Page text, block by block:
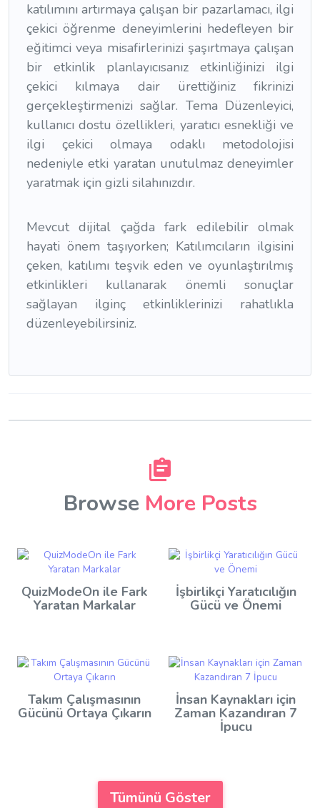
katılımını artırmaya çalışan bir pazarlamacı, ilgi
çekici öğrenme deneyimlerini hedefleyen bir
eğitimci veya misafirlerinizi şaşırtmaya çalışan
bir etkinlik planlayıcısanız etkinliğinizi ilgi
çekici kılmaya dair ürettiğiniz fikrinizi
gerçekleştirmenizi sağlar. Tema Düzenleyici,
kullanıcı dostu özellikleri, yaratıcı esnekliği ve
ilgi çekici olmaya odaklı metodolojisi
nedeniyle etki yaratan unutulmaz deneyimler
yaratmak için gizli silahınızdır.
Mevcut dijital çağda fark edilebilir olmak
hayati önem taşıyorken; Katılımcıların ilgisini
çeken, katılımı teşvik eden ve oyunlaştırılmış
etkinlikleri kullanarak önemli sonuçlar
sağlayan ilginç etkinliklerinizi rahatlıkla
düzenleyebilirsiniz.
Browse More Posts
QuizModeOn ile Fark
Yaratan Markalar
İşbirlikçi Yaratıcılığın
Gücü ve Önemi
Takım Çalışmasının
Gücünü Ortaya Çıkarın
İnsan Kaynakları için
Zaman Kazandıran 7
İpucu
Tümünü Göster